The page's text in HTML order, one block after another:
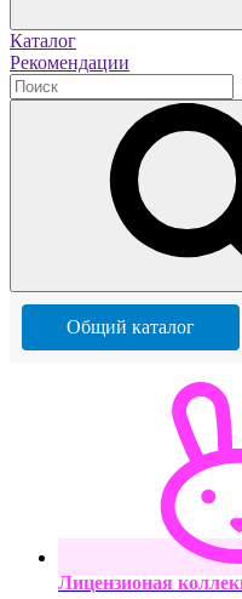
Каталог
Рекомендации
Общий каталог
Лицензионая